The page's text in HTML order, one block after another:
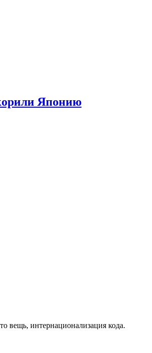
Японию
вещь, интернационализация кода.